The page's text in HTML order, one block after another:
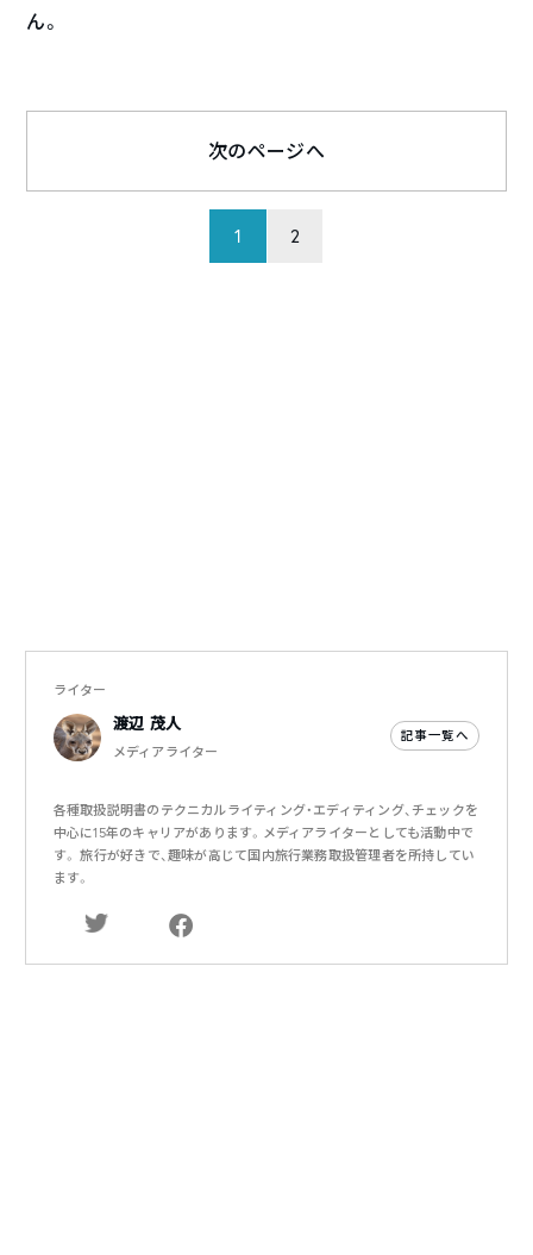
ん。
1 2
次のページへ
ライター
渡辺 茂人
メディアライター
記事一覧へ
各種取扱説明書のテクニカルライティング・エディティング、チェックを
中心に15年のキャリアがあります。メディアライターとしても活動中で
す。 旅行が好きで、趣味が高じて国内旅行業務取扱管理者を所持してい
ます。